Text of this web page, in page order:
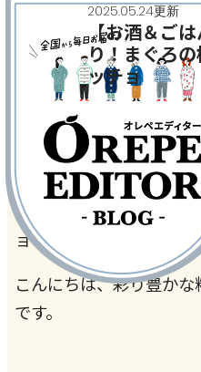
2025.05.24更新
【お酒＆ご
り！まぐろ
ッチョ
今日、何作った？
梅でさっぱり！まぐろ
ョ
こんにちは、彩り豊かな
です。